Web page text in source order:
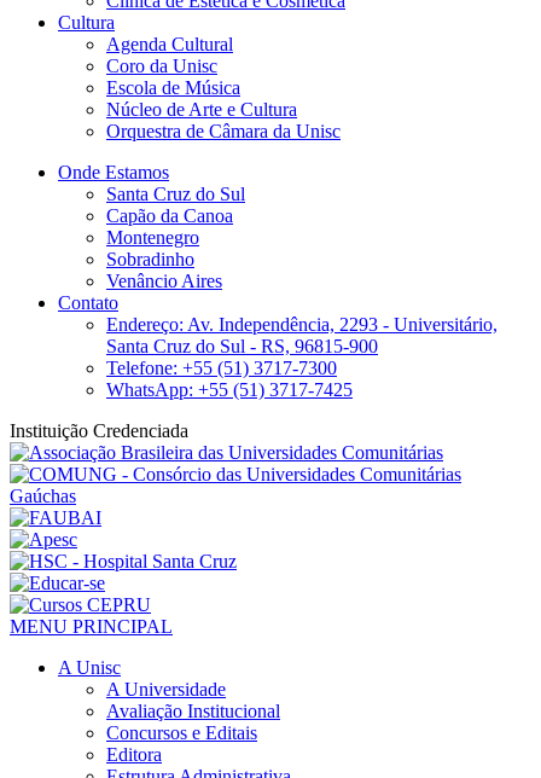
Cultura
Agenda Cultural
Coro da Unisc
Escola de Música
Núcleo de Arte e Cultura
Orquestra de Câmara da Unisc
Onde Estamos
Santa Cruz do Sul
Capão da Canoa
Montenegro
Sobradinho
Venâncio Aires
Contato
Endereço: Av. Independência, 2293 - Universitário,
Santa Cruz do Sul - RS, 96815-900
Telefone: +55 (51) 3717-7300
WhatsApp: +55 (51) 3717-7425
Instituição Credenciada
MENU PRINCIPAL
A Unisc
A Universidade
Avaliação Institucional
Concursos e Editais
Editora